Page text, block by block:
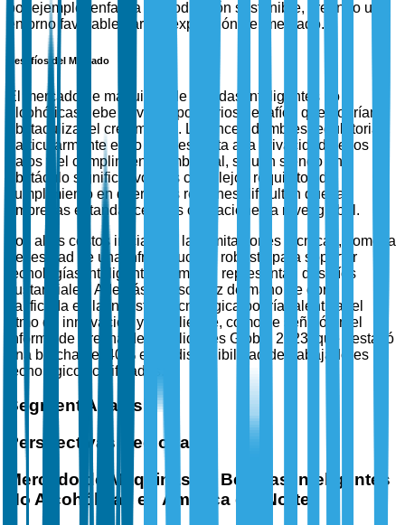
por ejemplo, enfatiza la producción sostenible, creando un
entorno favorable para la expansión del mercado.
Desafíos del Mercado
El mercado de máquinas de bebidas inteligentes no
alcohólicas debe navegar por varios desafíos que podrían
obstaculizar el crecimiento. Las incertidumbres regulatorias,
particularmente en lo que respecta a la privacidad de los
datos y el cumplimiento ambiental, siguen siendo un
obstáculo significativo. Los complejos requisitos de
cumplimiento en diferentes regiones dificultan que las
empresas estandaricen sus operaciones a nivel global.
Los altos costos iniciales y las limitaciones técnicas, como la
necesidad de una infraestructura robusta para soportar
tecnologías inteligentes, también representan desafíos
sustanciales. Además, la escasez de mano de obra
calificada en la industria tecnológica podría ralentizar el
ritmo de innovación y despliegue, como se señaló en el
Informe de Brecha de Habilidades Global 2023, que destacó
una brecha del 40% en la disponibilidad de trabajadores
tecnológicos calificados.
Segment Analysis
Perspectivas Regionales
Mercado de Máquinas de Bebidas Inteligentes
No Alcohólicas en América del Norte